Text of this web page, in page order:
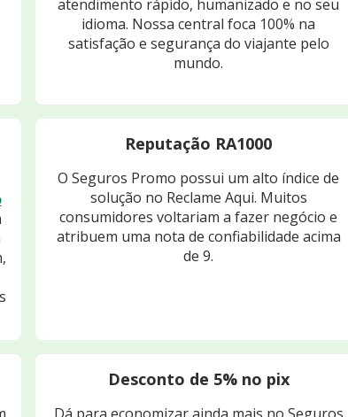
atendimento rápido, humanizado e no seu
idioma. Nossa central foca 100% na
satisfação e segurança do viajante pelo
mundo.
Reputação RA1000
O Seguros Promo possui um alto índice de
solução no Reclame Aqui. Muitos
consumidores voltariam a fazer negócio e
atribuem uma nota de confiabilidade acima
de 9.
Desconto de 5% no pix